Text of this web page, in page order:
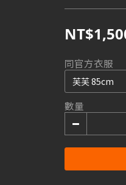
同官方衣服
數量